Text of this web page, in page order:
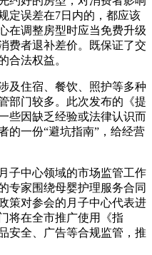
定误差在7日内的，都应该
在调整房型时应当免费升级
费者退补差价。既保证了交
合法权益。
及住宿、餐饮、照护等多种
部门较多。此次发布的《提
些因缺乏经验或法律认识而
的一份“避坑指南”，给经营
子中心领域的市场监管工作
专家围绕母婴护理服务合同
策对参会的月子中心代表进
将在全市推广使用《指
安全、广告等合规监管，推